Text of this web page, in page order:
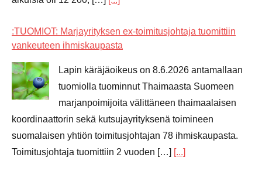
:TUOMIOT: Marjayrityksen ex-toimitusjohtaja tuomittiin
vankeuteen ihmiskaupasta
Lapin käräjäoikeus on 8.6.2026 antamallaan
tuomiolla tuominnut Thaimaasta Suomeen
marjanpoimijoita välittäneen thaimaalaisen
koordinaattorin sekä kutsujayrityksenä toimineen
suomalaisen yhtiön toimitusjohtajan 78 ihmiskaupasta.
Toimitusjohtaja tuomittiin 2 vuoden […] [...]